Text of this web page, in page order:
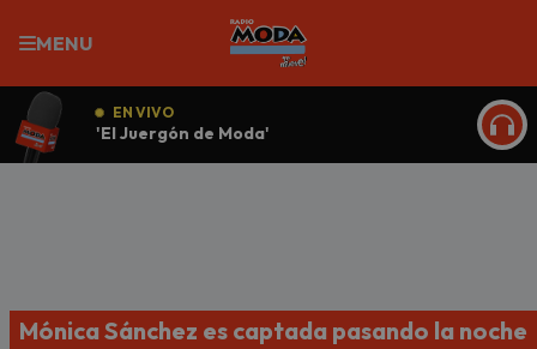
MENU
EN VIVO
'El Juergón de Moda'
Mónica Sánchez es captada pasando la noche